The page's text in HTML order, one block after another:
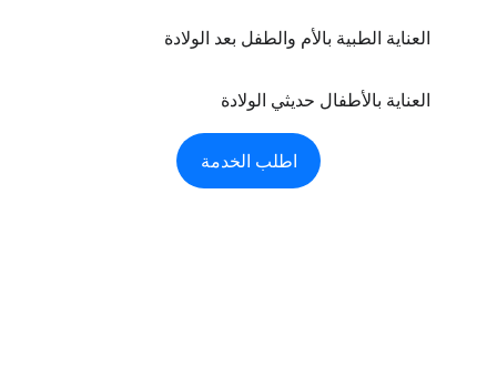
اطلب الخدمة
العناية الطبية بالأم والطفل بعد الولادة
العناية بالأطفال حديثي الولادة